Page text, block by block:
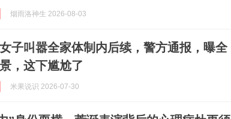
烟雨洛神生 2026-08-03
子叫嚣全家体制内后续，警方通报，曝全
，这下尴尬了
米果说识 2026-07-30